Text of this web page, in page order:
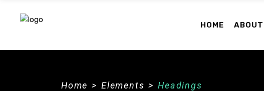
HOME ABOUT
Home > Elements > Headings